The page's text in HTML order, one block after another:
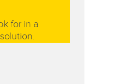
for in a